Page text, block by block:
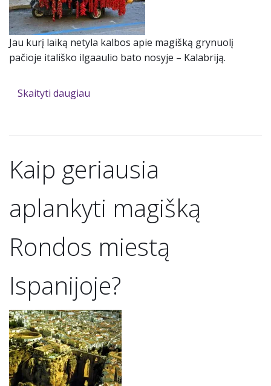
Jau kurį laiką netyla kalbos apie magišką grynuolį
pačioje itališko ilgaaulio bato nosyje – Kalabriją.
Skaityti daugiau
Kaip geriausia
aplankyti magišką
Rondos miestą
Ispanijoje?